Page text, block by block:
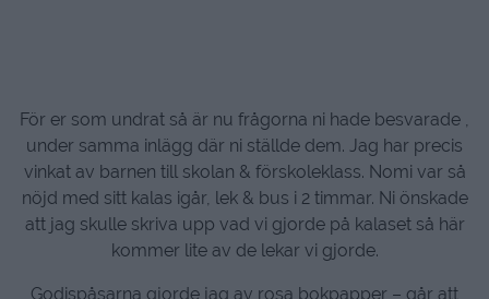
För er som undrat så är nu frågorna ni hade besvarade ,
under samma inlägg där ni ställde dem. Jag har precis
vinkat av barnen till skolan & förskoleklass. Nomi var så
nöjd med sitt kalas igår, lek & bus i 2 timmar. Ni önskade
att jag skulle skriva upp vad vi gjorde på kalaset så här
kommer lite av de lekar vi gjorde.
Godispåsarna gjorde jag av rosa bokpapper – går att